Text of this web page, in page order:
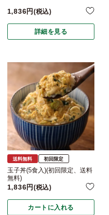
1,836 税込
詳細を見る
送料無料 初回限定
玉子丼(5食入)(初回限定、送料
無料)
1,836 税込
カートに入れる